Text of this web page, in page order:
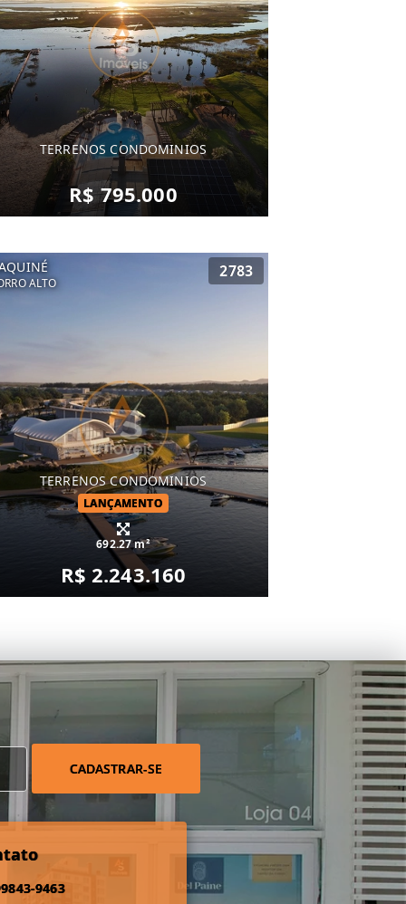
TERRENOS CONDOMINIOS
R$ 795.000
ALTO
2783
TERRENOS CONDOMINIOS
LANÇAMENTO
692.27 m²
R$ 2.243.160
CADASTRAR-SE
9463